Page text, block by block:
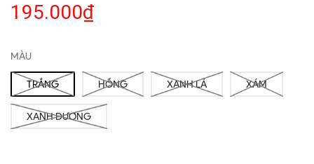
195.000₫
MÀU
TRẮNG HỒNG XANH LÁ XÁM
XANH DƯƠNG